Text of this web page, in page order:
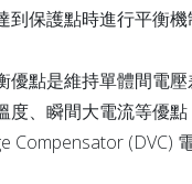
保護點時進行平衡
點是維持單體間電壓
、瞬間大電流等優點
Compensator (DVC)